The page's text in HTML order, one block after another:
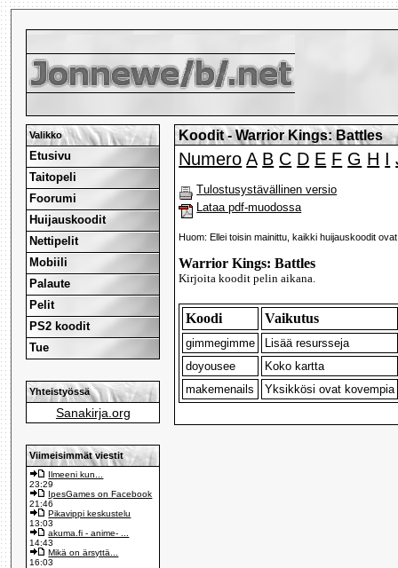
Valikko
Etusivu
Taitopeli
Foorumi
Huijauskoodit
Nettipelit
Mobiili
Palaute
Pelit
PS2 koodit
Tue
Yhteistyössä
Sanakirja.org
Viimeisimmät viestit
Ilmeeni kun...
23:29
IpesGames on Facebook
21:46
Pikavippi keskustelu
13:03
akuma.fi - anime- ...
14:43
Mikä on ärsyttä...
16:03
Koodit - Warrior Kings: Battles
Numero A B C D E F G H I
Tulostusystävällinen versio
Lataa pdf-muodossa
Huom: Ellei toisin mainittu, kaikki huijauskoodit
Warrior Kings: Battles
Kirjoita koodit pelin aikana.
Koodi Vaikutus
gimmegimme
Lisää resursseja
doyousee
Koko kartta
makemenails
Yksikkösi ovat kovempia